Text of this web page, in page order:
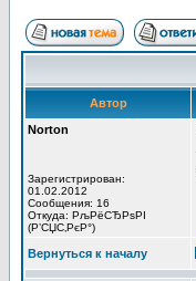
Автор
Norton
Зарегистрирован:
01.02.2012
Сообщения: 16
Откуда: РљРёСЂРѕРІ
(Р’СЏС‚РєР°)
Вернуться к началу